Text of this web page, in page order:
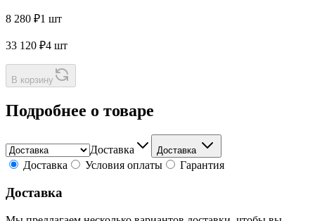
8 280 ₽1 шт
33 120 ₽4 шт
В корзину
Подробнее о товаре
Доставка Доставка
Доставка Условия оплаты Гарантия
Доставка